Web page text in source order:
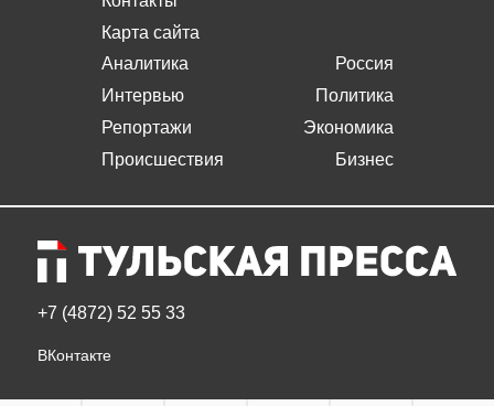
Карта сайта
Аналитика
Интервью
Репортажи
Происшествия
Россия
Политика
Экономика
Бизнес
+7 (4872) 52 55 33
ВКонтакте